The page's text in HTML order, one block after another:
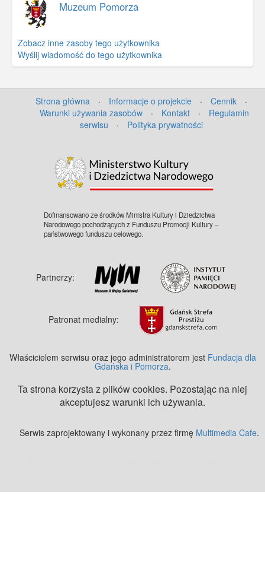
Muzeum Pomorza
Zobacz inne zasoby tego użytkownika
Wyślij wiadomość do tego użytkownika
Strona główna · Informacje o projekcie · Cennik
·
Warunki używania zasobów
· Kontakt ·
Regulamin
serwisu
· Polityka prywatności
Dofinansowano ze środków Ministra Kultury i Dziedzictwa
Narodowego pochodzących z Funduszu Promocji Kultury –
państwowego funduszu celowego.
Partnerzy:
Patronat medialny:
Właścicielem serwisu oraz jego administratorem jest Fundacja dla
Gdańska i Pomorza.
Ta strona korzysta z plików cookies. Pozostając na niej
akceptujesz warunki ich używania.
Serwis zaprojektowany i wykonany przez firmę Multimedia Cafe.